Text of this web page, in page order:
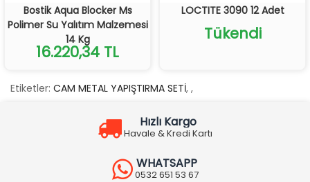
Bostik Aqua Blocker Ms
Polimer Su Yalıtım Malzemesi
14 Kg
16.220,34 TL
LOCTITE 3090 12 Adet
Tükendi
Etiketler: CAM METAL YAPIŞTIRMA SETİ, ,
Hızlı Kargo
Havale & Kredi Kartı
WHATSAPP
0532 651 53 67